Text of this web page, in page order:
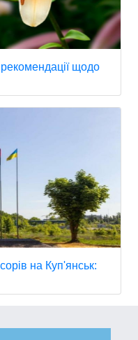
рекомендації щодо
на Куп'янськ: